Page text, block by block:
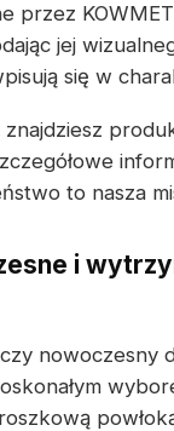
przez
jej
się w
to nasza
i
nowoczesny